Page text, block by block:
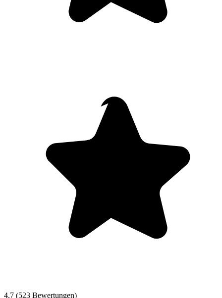
4,7 (523 Bewertungen)